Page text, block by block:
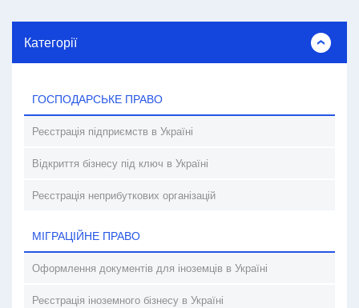
Категорії
ГОСПОДАРСЬКЕ ПРАВО
Реєстрація підприємств в Україні
Відкриття бізнесу під ключ в Україні
Реєстрація неприбуткових організацій
МІГРАЦІЙНЕ ПРАВО
Оформлення документів для іноземців в Україні
Реєстрація іноземного бізнесу в Україні